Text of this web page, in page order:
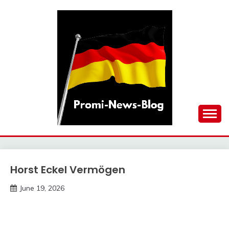
PROMI-NEWS-BLOG
Trends
Horst Eckel Vermögen
June 19, 2026